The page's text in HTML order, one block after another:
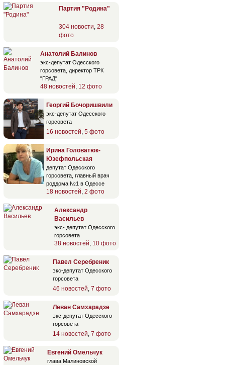
Партия "Родина"
304 новости, 28
фото
Анатолий Балинов
экс-депутат Одесского
горсовета, директор ТРК
"ГРАД"
48 новостей, 12 фото
Георгий Бочоришвили
экс-депутат Одесского
горсовета
16 новостей, 5 фото
Ирина Головатюк-
Юзефпольская
депутат Одесского
горсовета, главный врач
роддома №1 в Одессе
18 новостей, 2 фото
Александр
Васильев
экс- депутат Одесского
горсовета
38 новостей, 10 фото
Павел Серебреник
экс-депутат Одесского
горсовета
46 новостей, 7 фото
Леван Самхарадзе
экс-депутат Одесского
горсовета
14 новостей, 7 фото
Евгений Омельчук
глава Малиновской